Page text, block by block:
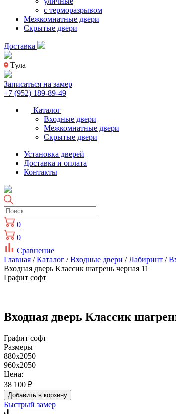
с терморазрывом
Межкомнатные двери
Скрытые двери
Доставка
Тула
Записаться на замер
+7 (952) 189-89-49
Каталог
Входные двери
Межкомнатные двери
Скрытые двери
Установка дверей
Доставка и оплата
Контакты
0
0
Сравнение
Главная /Каталог /Входные двери /Лабиринт /
Входная дверь Классик шагрень черная 11
Графит софт
Входная дверь Классик
Графит софт
Размеры
880x2050
960x2050
Цена:
38 100 ₽
Добавить в корзину
Быстрый замер